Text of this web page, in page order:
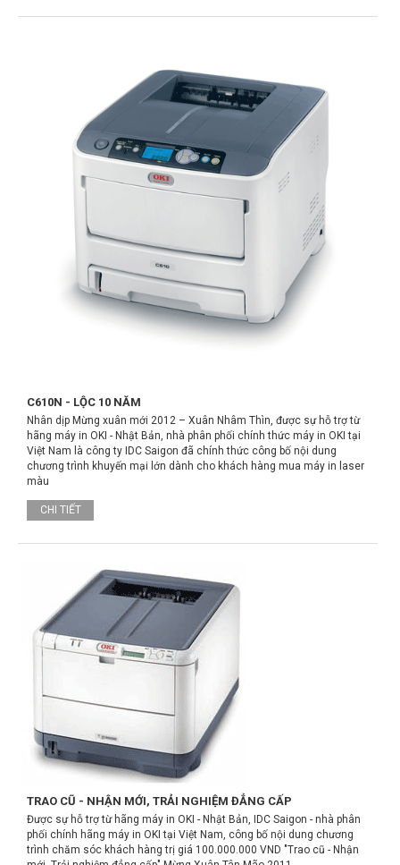
C610N - LỘC 10 NĂM
Nhân dịp Mừng xuân mới 2012 – Xuân Nhâm Thìn, được sự hỗ trợ từ
hãng máy in OKI - Nhật Bản, nhà phân phối chính thức máy in OKI tại
Việt Nam là công ty IDC Saigon đã chính thức công bố nội dung
chương trình khuyến mại lớn dành cho khách hàng mua máy in laser
màu
CHI TIẾT
TRAO CŨ - NHẬN MỚI, TRẢI NGHIỆM ĐẲNG CẤP
Được sự hỗ trợ từ hãng máy in OKI - Nhật Bản, IDC Saigon - nhà phân
phối chính hãng máy in OKI tại Việt Nam, công bố nội dung chương
trình chăm sóc khách hàng trị giá 100.000.000 VND "Trao cũ - Nhận